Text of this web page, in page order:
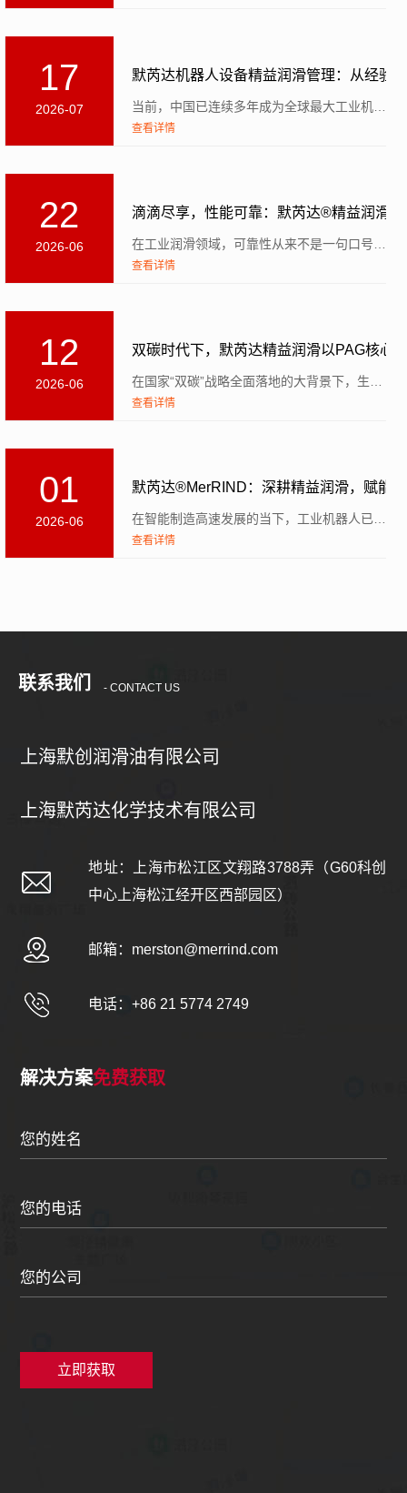
17
2026-07
默芮达机器人设备精益润滑管理：从经验
当前，中国已连续多年成为全球最大工业机器人市场，近三年新增装机量占全球一半以上。工业机器人大规模部署...
查看详情
22
2026-06
滴滴尽享，性能可靠：默芮达®精益润滑
在工业润滑领域，可靠性从来不是一句口号，而是衡量产品价值的核心标尺。对默芮达®精益润滑而言...
查看详情
12
2026-06
双碳时代下，默芮达精益润滑以PAG核心
在国家“双碳”战略全面落地的大背景下，生态环境部早在2021年1月便出台专项指导意见，明确要求钢铁...
查看详情
01
2026-06
默芮达®MerRIND：深耕精益润滑，赋能
在智能制造高速发展的当下，工业机器人已成为汽车制造、高端装备等领域的核心生产载体。相关数据表明，国...
查看详情
联系我们 - CONTACT US
上海默创润滑油有限公司
上海默芮达化学技术有限公司
地址：上海市松江区文翔路3788弄（G60科创
中心上海松江经开区西部园区）
邮箱： merston@merrind.com
电话：+86 21 5774 2749
解决方案免费获取